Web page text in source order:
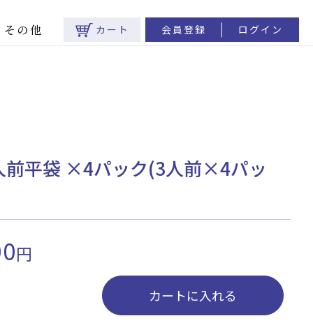
その他 カート 会員登録 ログイン
平袋 ×4パック(3人前×4パッ
円
カートに入れる